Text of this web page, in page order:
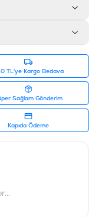
TL'ye Kargo Bedava
Sağlam Gönderim
Kapıda Ödeme